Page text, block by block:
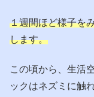
１週間ほど様子を
します。
この頃から、生活
ックはネズミに触